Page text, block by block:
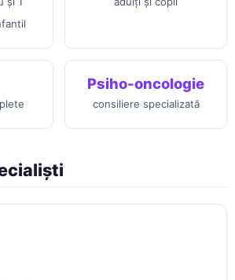
Psiho-oncologie
consiliere specializată